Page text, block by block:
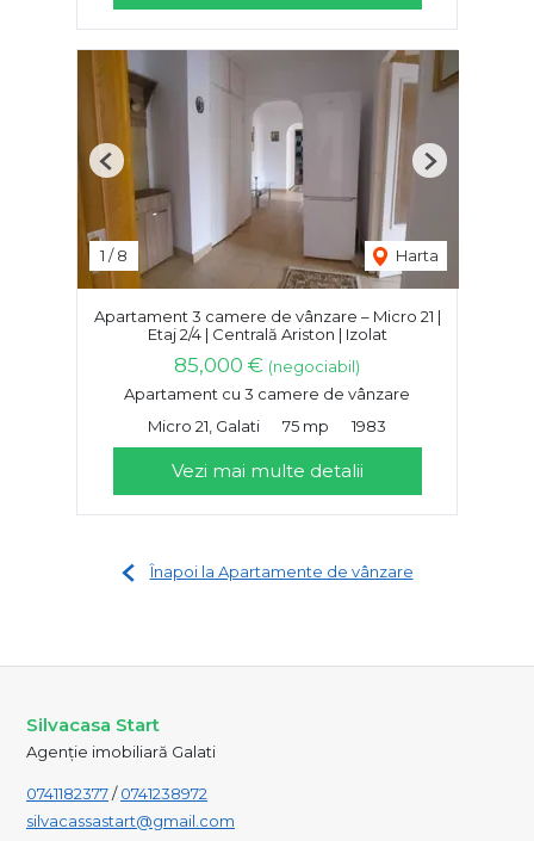
1 /8 Harta
Previous Next
Apartament 3 camere de vânzare – Micro 21 |
Etaj 2/4 | Centrală Ariston | Izolat
85,000 € (negociabil)
Apartament cu 3 camere de vânzare
Micro 21, Galati
75 mp 1983
Vezi mai multe detalii
Înapoi la Apartamente de vânzare
Silvacasa Start
Agenție imobiliară Galati
0741182377/0741238972
silvacassastart@gmail.com